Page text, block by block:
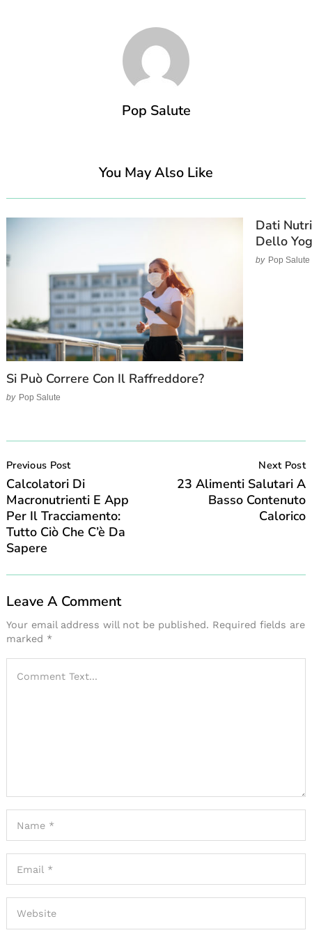
Pop Salute
You May Also Like
Si Può Correre Con Il Raffreddore?
by Pop Salute
Dati
Dello
by Pop Salute
Navigation
Previous Post
Calcolatori Di
Macronutrienti E App
Per Il Tracciamento:
Tutto Ciò Che C’è Da
Sapere
Next Post
23 Alimenti Salutari A
Basso Contenuto
Calorico
Leave A Comment
Your email address will not be published. Required fields are
marked *